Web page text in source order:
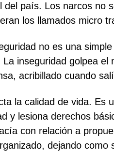
del país. Los narcos no
los llamados micro
no es una
inseguridad golpea
acribillado cuando
la calidad de vida. Es
y lesiona derechos
con relación a
dejando